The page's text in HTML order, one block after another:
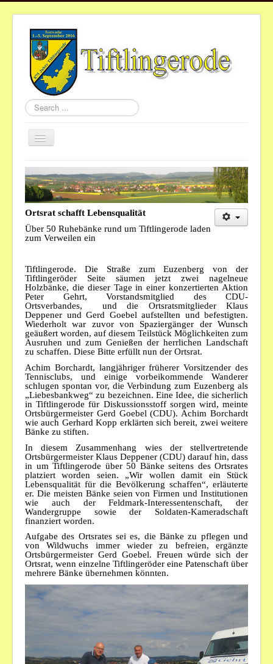
Search
...
Toggle
Navigation
Home
Aktuelles
Gemeinde
Vereine
Termine
Bilder
Veranstaltungen
Ortsrat schafft Lebensqualität
Über 50 Ruhebänke rund um Tiftlingerode laden
zum Verweilen ein
Tiftlingerode. Die Straße zum Euzenberg von der
Tiftlingeröder Seite säumen jetzt zwei nagelneue
Holzbänke, die dieser Tage in einer konzertierten Aktion
Peter Gehrt, Vorstandsmitglied des CDU-
Ortsverbandes, und die Ortsratsmitglieder Klaus
Deppener und Gerd Goebel aufstellten und befestigten.
Wiederholt war zuvor von Spaziergänger der Wunsch
geäußert worden, auf diesem Teilstück Möglichkeiten zum
Ausruhen und zum Genießen der herrlichen Landschaft
zu schaffen. Diese Bitte erfüllt nun der Ortsrat.
Achim Borchardt, langjähriger früherer Vorsitzender des
Tennisclubs, und einige vorbeikommende Wanderer
schlugen spontan vor, die Verbindung zum Euzenberg als
„Liebesbankweg“ zu bezeichnen. Eine Idee, die sicherlich
in Tiftlingerode für Diskussionsstoff sorgen wird, meinte
Ortsbürgermeister Gerd Goebel (CDU). Achim Borchardt
wie auch Gerhard Kopp erklärten sich bereit, zwei weitere
Bänke zu stiften.
In diesem Zusammenhang wies der stellvertretende
Ortsbürgermeister Klaus Deppener (CDU) darauf hin, dass
in um Tiftlingerode über 50 Bänke seitens des Ortsrates
platziert worden seien. „Wir wollen damit ein Stück
Lebensqualität für die Bevölkerung schaffen“, erläuterte
er. Die meisten Bänke seien von Firmen und Institutionen
wie auch der Feldmark-Interessentenschaft, der
Wandergruppe sowie der Soldaten-Kameradschaft
finanziert worden.
Aufgabe des Ortsrates sei es, die Bänke zu pflegen und
von Wildwuchs immer wieder zu befreien, ergänzte
Ortsbürgermeister Gerd Goebel. Freuen würde sich der
Ortsrat, wenn einzelne Tiftlingeröder eine Patenschaft über
mehrere Bänke übernehmen könnten.